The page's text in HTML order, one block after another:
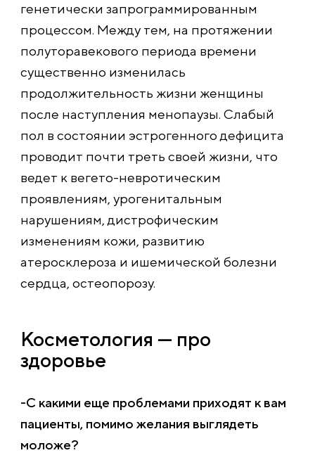
генетически запрограммированным
процессом. Между тем, на протяжении
полуторавекового периода времени
существенно изменилась
продолжительность жизни женщины
после наступления менопаузы. Слабый
пол в состоянии эстрогенного дефицита
проводит почти треть своей жизни, что
ведет к вегето-невротическим
проявлениям, урогенитальным
нарушениям, дистрофическим
изменениям кожи, развитию
атеросклероза и ишемической болезни
сердца, остеопорозу.
Косметология — про
здоровье
-С какими еще проблемами приходят к вам
пациенты, помимо желания выглядеть
моложе?